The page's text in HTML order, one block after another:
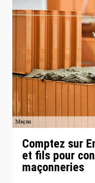
Comptez sur
et fils pour
maçonneries